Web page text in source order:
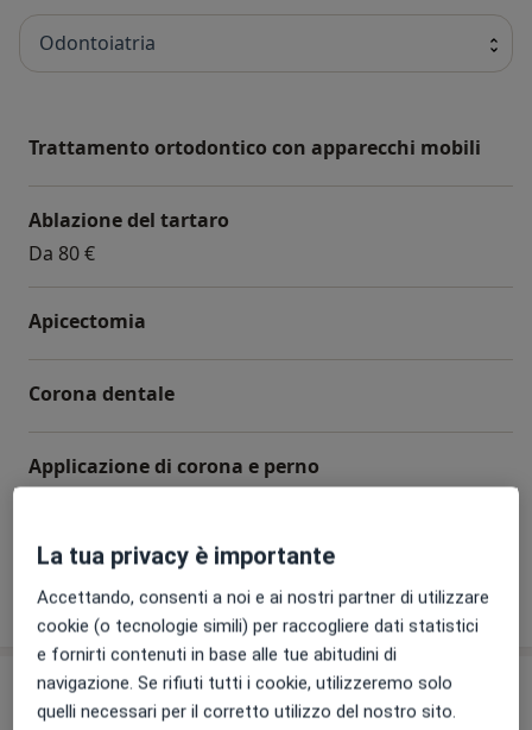
Odontoiatria
Trattamento ortodontico con apparecchi mobili
Ablazione del tartaro
Da 80 €
Apicectomia
Corona dentale
Applicazione di corona e perno
Come funzionano i prezzi?
Il nostro team Controlla la mia assicurazione
La tua privacy è importante
Accettando, consenti a noi e ai nostri partner di utilizzare
cookie (o tecnologie simili) per raccogliere dati statistici
e fornirti contenuti in base alle tue abitudini di
navigazione. Se rifiuti tutti i cookie, utilizzeremo solo
quelli necessari per il corretto utilizzo del nostro sito.